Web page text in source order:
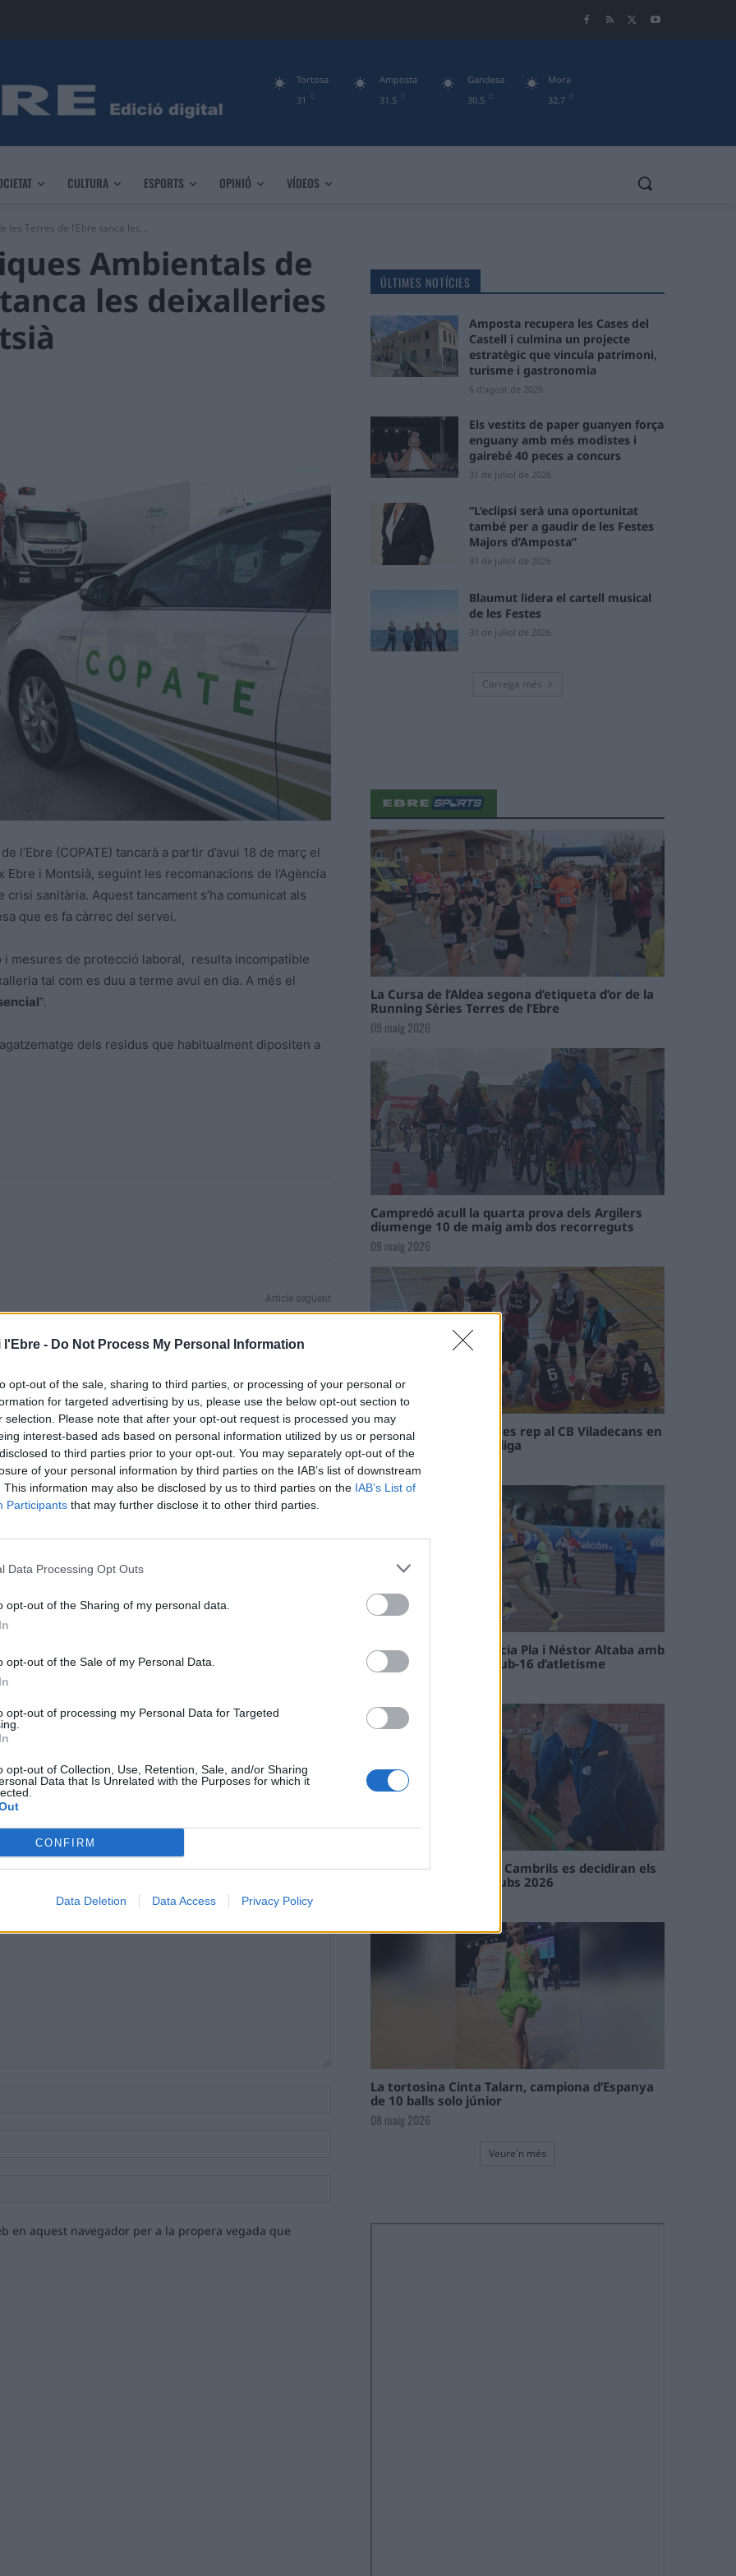
l'Ebre - Do Not Process My Personal Information
opt-out of the sale, sharing to third parties, or processing of your personal or
for targeted advertising by us, please use the below opt-out section to
selection. Please note that after your opt-out request is processed you may
interest-based ads based on personal information utilized by us or personal
to third parties prior to your opt-out. You may separately opt-out of the
of your personal information by third parties on the IAB’s list of downstream
This information may also be disclosed by us to third parties on the IAB’s List of
Participants that may further disclose it to other third parties.
Data Processing Opt Outs
opt-out of the Sharing of my personal data.
opt-out of the Sale of my Personal Data.
opt-out of processing my Personal Data for Targeted
opt-out of Collection, Use, Retention, Sale, and/or Sharing
Data that Is Unrelated with the Purposes for which it
CONFIRM
Data Deletion Data Access Privacy Policy
31 C
Tortosa
31.5 C
Amposta
30.5 C
Gandesa
32.7 C
Mora
CULTURA ESPORTS OPINIÓ VÍDEOS
les Terres de l’Ebre tanca les...
Ambientals de
tanca les deixalleries
(COPATE) tancarà a partir d’avui 18 de març el
i Montsià, seguint les recomanacions de l’Agència
sanitària. Aquest tancament s’ha comunicat als
que es fa càrrec del servei.
mesures de protecció laboral, resulta incompatible
tal com es duu a terme avui en dia. A més el
”.
dels residus que habitualment dipositen a
Article següent
El rector de Sant Miquel de La Cava i un capellà de la
fidels per xarxes socials
guanyen força
modistes i gairebé 40
“L’eclipsi serà una oportunitat també per a
gaudir de les Festes Majors d’Amposta”
en aquest navegador per a la propera vegada que
ÚLTIMES NOTÍCIES
Amposta recupera les Cases del
Castell i culmina un projecte
estratègic que vincula patrimoni,
turisme i gastronomia
6 d'agost de 2026
Els vestits de paper guanyen força
enguany amb més modistes i
gairebé 40 peces a concurs
31 de juliol de 2026
“L’eclipsi serà una oportunitat
també per a gaudir de les Festes
Majors d’Amposta”
31 de juliol de 2026
Blaumut lidera el cartell musical
de les Festes
31 de juliol de 2026
Carrega més
La Cursa de l’Aldea segona d’etiqueta d’or de la
Running Sèries Terres de l’Ebre
09 maig 2026
Campredó acull la quarta prova dels Argilers
diumenge 10 de maig amb dos recorreguts
09 maig 2026
El Cantaires amb baixes rep al CB Viladecans en
el tram decisiu de la lliga
09 maig 2026
Paula Sintorres, Patrícia Pla i Néstor Altaba amb
la selecció catalana sub-16 d’atletisme
En les tirades de Flix i Cambrils es decidiran els
campions de l’Interclubs 2026
La tortosina Cinta Talarn, campiona d’Espanya
de 10 balls solo júnior
08 maig 2026
Veure'n més